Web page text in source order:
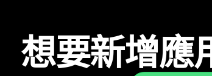
想要新增應